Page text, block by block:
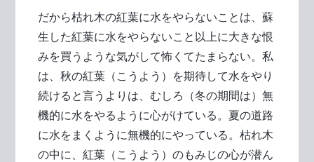
だから枯れ木の紅葉に水をやらないことは、蘇
生した紅葉に水をやらないこと以上に大きな恨
みを買うような気がして怖くてたまらない。私
は、秋の紅葉（こうよう）を期待して水をやり
続けると言うよりは、むしろ（冬の期間は）無
機的に水をやるように心がけている。夏の道路
に水をまくように無機的にやっている。枯れ木
の中に、紅葉（こうよう）のもみじの心が潜ん